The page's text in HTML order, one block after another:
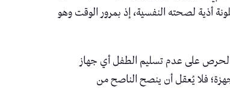
أذية لصحته النفسية، إذ بمرور الوقت وهو
الحرص على عدم تسليم الطفل أي جهاز
فلا يُعقل أن ينصح الناصح من